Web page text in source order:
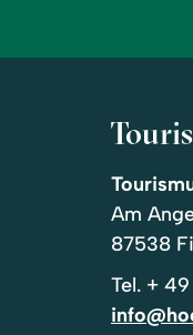
Am
87538
Tel. +